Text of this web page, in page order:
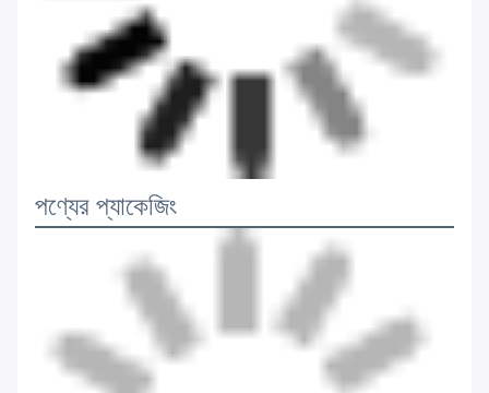
পণ্যের প্যাকেজিং